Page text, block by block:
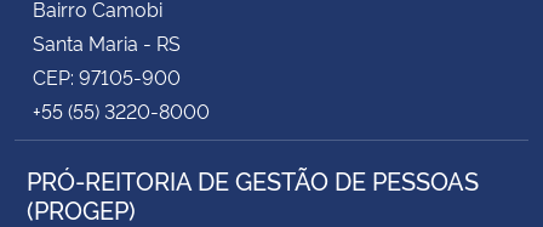
Bairro Camobi
Santa Maria - RS
CEP: 97105-900
+55 (55) 3220-8000
PRÓ-REITORIA DE GESTÃO DE PESSOAS
(PROGEP)